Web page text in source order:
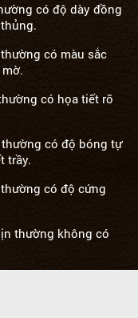
có độ dày đồng
có màu sắc
có họa tiết rõ
có độ bóng tự
trầy.
có độ cứng
thường không có